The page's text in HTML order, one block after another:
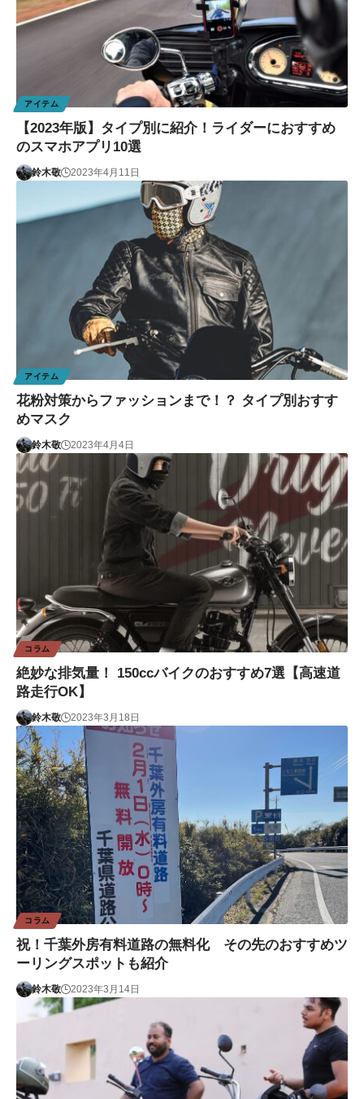
アイテム
【2023年版】タイプ別に紹介！ライダーにおすすめ
のスマホアプリ10選
鈴木敬 2023年4月11日
アイテム
花粉対策からファッションまで！？ タイプ別おすす
めマスク
鈴木敬 2023年4月4日
コラム
絶妙な排気量！ 150ccバイクのおすすめ7選【高速道
路走行OK】
鈴木敬 2023年3月18日
コラム
祝！千葉外房有料道路の無料化 その先のおすすめツ
ーリングスポットも紹介
鈴木敬 2023年3月14日